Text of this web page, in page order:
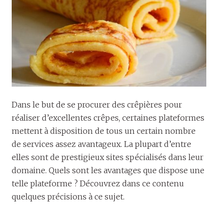
Dans le but de se procurer des crêpières pour
réaliser d’excellentes crêpes, certaines plateformes
mettent à disposition de tous un certain nombre
de services assez avantageux. La plupart d’entre
elles sont de prestigieux sites spécialisés dans leur
domaine. Quels sont les avantages que dispose une
telle plateforme ? Découvrez dans ce contenu
quelques précisions à ce sujet.